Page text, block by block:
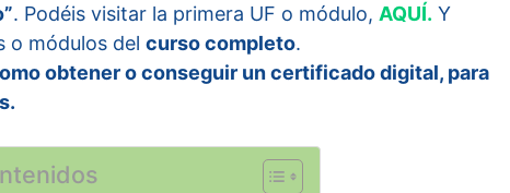
. Podéis visitar la primera UF o módulo, AQUÍ. Y
o módulos del curso completo.
obtener o conseguir un certificado digital, para